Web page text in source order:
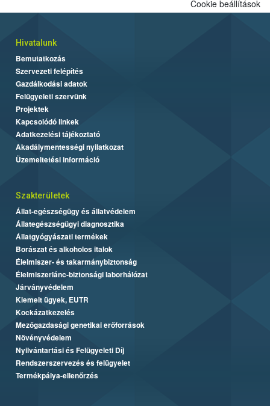
Cookie beállítások
Hivatalunk
Bemutatkozás
Szervezeti felépítés
Gazdálkodási adatok
Felügyeleti szervünk
Projektek
Kapcsolódó linkek
Adatkezelési tájékoztató
Akadálymentességi nyilatkozat
Üzemeltetési információ
Szakterületek
Állat-egészségügy és állatvédelem
Állategészségügyi diagnosztika
Állatgyógyászati termékek
Borászat és alkoholos italok
Élelmiszer- és takarmánybiztonság
Élelmiszerlánc-biztonsági laborhálózat
Járványvédelem
Kiemelt ügyek, EUTR
Kockázatkezelés
Mezőgazdasági genetikai erőforrások
Növényvédelem
Nyilvántartási és Felügyeleti Díj
Rendszerszervezés és felügyelet
Termékpálya-ellenőrzés